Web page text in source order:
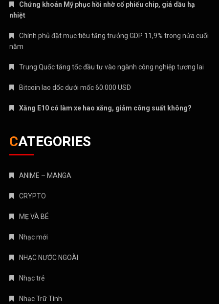
Chứng khoán Mỹ phục hồi nhờ cổ phiếu chip, giá dầu hạ
nhiệt
Chính phủ đặt mục tiêu tăng trưởng GDP 11,9% trong nửa cuối
năm
Trung Quốc tăng tốc đầu tư vào ngành công nghiệp tương lai
Bitcoin lao dốc dưới mốc 60.000 USD
Xăng E10 có làm xe hao xăng, giảm công suất không?
CATEGORIES
ANIME – MANGA
CRYPTO
MẸ VÀ BÉ
Nhạc mới
NHẠC NƯỚC NGOÀI
Nhạc trẻ
Nhạc Trữ Tình